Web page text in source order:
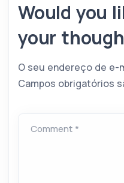
Would you
your
O seu endereço de e-
Campos obrigatórios
Comment *